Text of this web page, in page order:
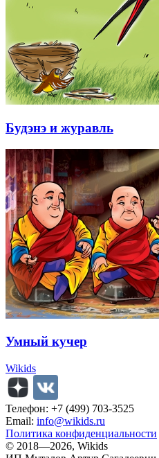
Будэнэ и журавль
Умный кучер
Wikids
Телефон: +7 (499) 703-3525
Email: info@wikids.ru
Политика конфиденциальности
© 2018—2026, Wikids